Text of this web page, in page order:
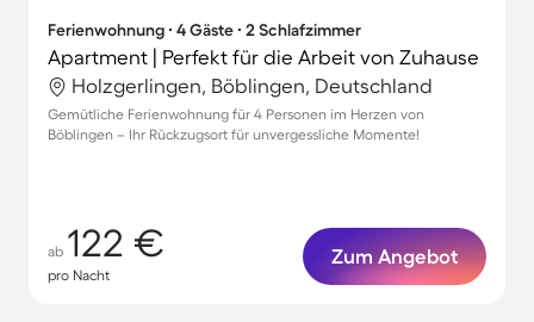
Ferienwohnung ∙ 4 Gäste ∙ 2 Schlafzimmer
Apartment | Perfekt für die Arbeit von Zuhause
Holzgerlingen, Böblingen, Deutschland
Gemütliche Ferienwohnung für 4 Personen im Herzen von
Böblingen – Ihr Rückzugsort für unvergessliche Momente!
ab 122 €
pro Nacht
Zum Angebot